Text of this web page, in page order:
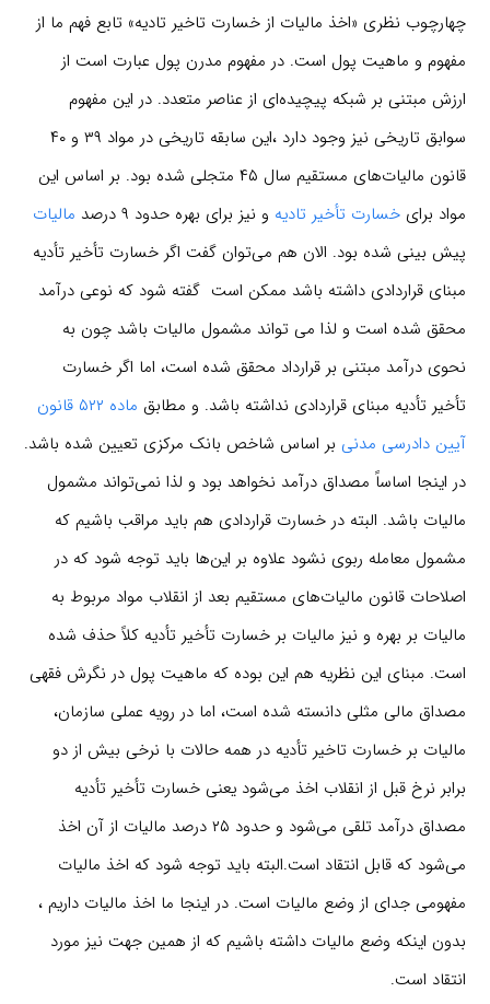
چهارچوب نظری «اخذ مالیات از خسارت تاخیر تادیه» تابع فهم ما از
مفهوم و ماهیت پول است. در مفهوم مدرن پول عبارت است از
ارزش مبتنی بر شبکه پیچیده‌ای از عناصر متعدد. در این مفهوم
سوابق تاریخی نیز وجود دارد ،این سابقه تاریخی در مواد ۳۹ و ۴۰
قانون مالیات‌های مستقیم سال ۴۵ متجلی شده بود. بر اساس این
مواد برای خسارت تأخیر تادیه و نیز برای بهره حدود ۹ درصد
مالیات
پیش بینی شده بود. الان هم می‌توان گفت اگر خسارت تأخیر تأدیه
مبنای قراردادی داشته باشد ممکن است گفته شود که نوعی درآمد
محقق شده است و لذا می تواند مشمول مالیات باشد چون به
نحوی درآمد مبتنی بر قرارداد محقق شده است، اما اگر خسارت
تأخیر تأدیه مبنای قراردادی نداشته باشد. و مطابق
ماده ۵۲۲ قانون
آیین دادرسی مدنی بر اساس شاخص بانک مرکزی تعیین شده باشد.
در اینجا اساساً مصداق درآمد نخواهد بود و لذا نمی‌تواند مشمول
مالیات باشد. البته در خسارت قراردادی هم باید مراقب باشیم که
مشمول معامله ربوی نشود علاوه بر این‌ها باید توجه شود که در
اصلاحات قانون مالیات‌های مستقیم بعد از انقلاب مواد مربوط به
مالیات بر بهره و نیز مالیات بر خسارت تأخیر تأدیه کلاً حذف شده
است. مبنای این نظریه هم این بوده که ماهیت پول در نگرش فقهی
مصداق مالی مثلی دانسته شده است، اما در رویه عملی سازمان،
مالیات بر خسارت تاخیر تأدیه در همه حالات با نرخی بیش از دو
برابر نرخ قبل از انقلاب اخذ می‌شود یعنی خسارت تأخیر تأدیه
مصداق درآمد تلقی می‌شود و حدود ۲۵ درصد مالیات از آن اخذ
می‌شود که قابل انتقاد است.البته باید توجه شود که اخذ مالیات
مفهومی جدای از وضع مالیات است. در اینجا ما اخذ مالیات داریم ،
بدون اینکه وضع مالیات داشته باشیم که از همین جهت نیز مورد
انتقاد است.